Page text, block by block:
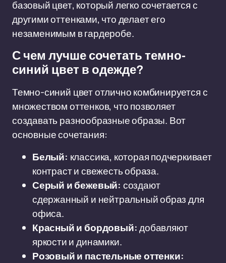
базовый цвет, который легко сочетается с
другими оттенками, что делает его
незаменимым в гардеробе.
С чем лучше сочетать темно-
синий цвет в одежде?
Темно-синий цвет отлично комбинируется с
множеством оттенков, что позволяет
создавать разнообразные образы. Вот
основные сочетания:
Белый: классика, которая подчеркивает
контраст и свежесть образа.
Серый и бежевый: создают
сдержанный и нейтральный образ для
офиса.
Красный и бордовый:добавляют
яркости и динамики.
Розовый и пастельные оттенки: